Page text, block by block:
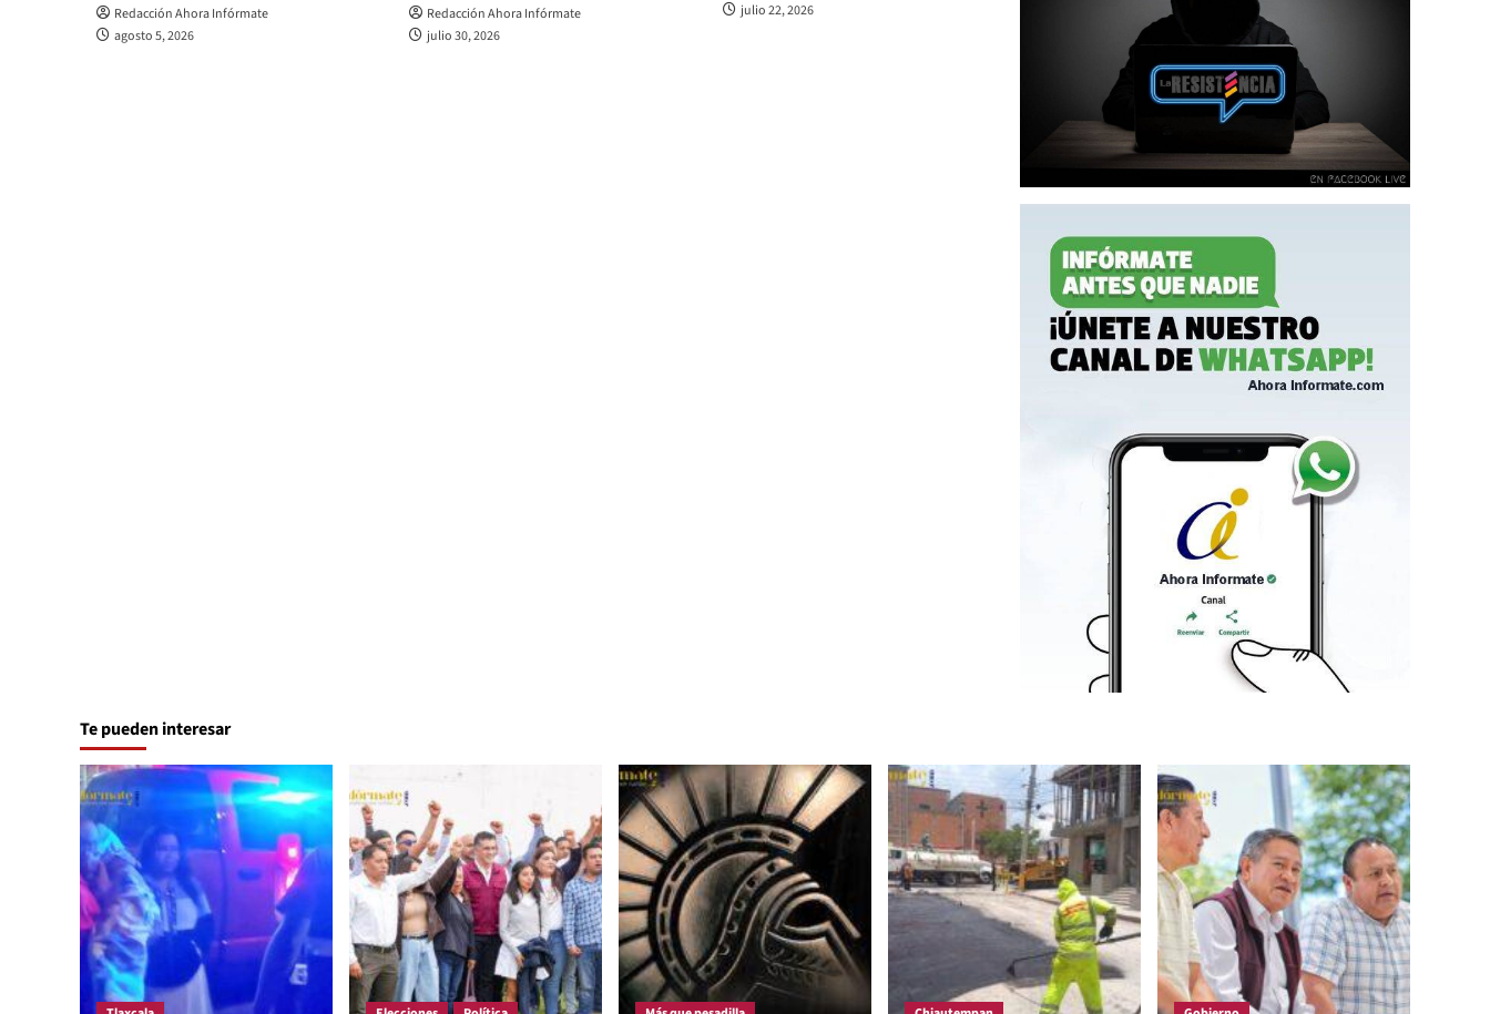
Redacción Ahora Infórmate
agosto 5, 2026
Redacción Ahora Infórmate
julio 30, 2026
julio 22, 2026
Te pueden interesar